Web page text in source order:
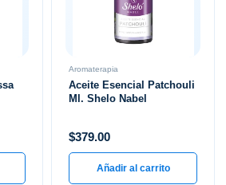
Aromaterapia
Aceite Esencial Patchouli
Ml. Shelo Nabel
$379.00
Añadir al carrito